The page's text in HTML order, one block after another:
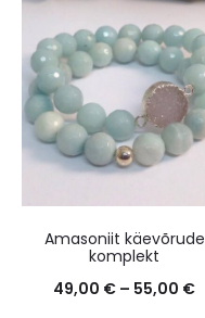
Amasoniit käevõrude
komplekt
49,00 € – 55,00 €